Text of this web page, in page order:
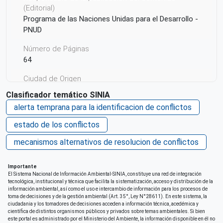
(Editorial)
Programa de las Naciones Unidas para el Desarrollo -
PNUD
Número de Páginas
64
Ciudad de Origen
Lima
País de origen de la Publicación o Recurso
Perú
Repositorio de origen
SINIA MINAM
Clasificador temático SINIA
alerta temprana para la identificacion de conflictos
estado de los conflictos
mecanismos alternativos de resolucion de conflictos
Importante
El Sistema Nacional de Información Ambiental-SINIA, constituye una red de integración
tecnológica, institucional y técnica que facilita la sistematización, acceso y distribución de la
información ambiental, así como el uso e intercambio de información para los procesos de
toma de decisiones y de la gestión ambiental (Art. 35°, Ley N°28611). En este sistema, la
ciudadania y los tomadores de decisiones acceden a información técnica, acedémica y
científica de distintos organismos públicos y privados sobre temas ambientales. Si bien
este portal es administrado por el Ministerio del Ambiente, la información disponible en él no